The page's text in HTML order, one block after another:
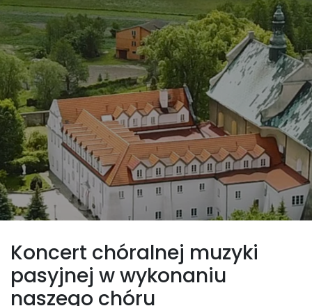
Koncert chóralnej muzyki
pasyjnej w wykonaniu
naszego chóru